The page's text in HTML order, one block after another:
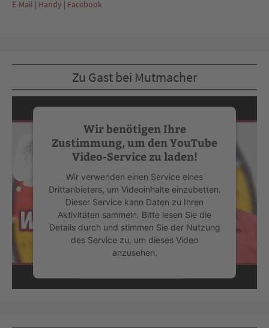
E-Mail | Handy | Facebook
Zu Gast bei Mutmacher
Wir benötigen Ihre
Zustimmung, um den YouTube
Video-Service zu laden!
Wir verwenden einen Service eines
Drittanbieters, um Videoinhalte einzubetten.
Dieser Service kann Daten zu Ihren
Aktivitäten sammeln. Bitte lesen Sie die
Details durch und stimmen Sie der Nutzung
des Service zu, um dieses Video
anzusehen.
Mehr Informationen